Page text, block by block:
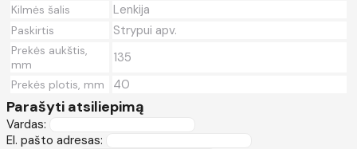
Kilmės šalis
Lenkija
Paskirtis Strypui apv.
Prekės aukštis,
mm
135
Prekės plotis, mm 40
Parašyti atsiliepimą
Vardas:
El. pašto adresas: